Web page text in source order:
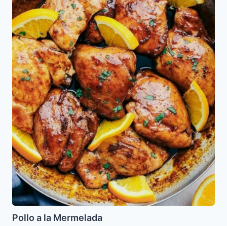
Pollo a la Mermelada